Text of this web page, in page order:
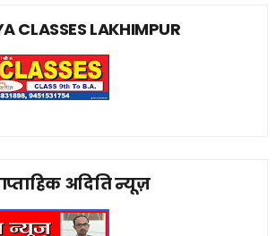
CLASSES LAKHIMPUR
अदिति न्यूज़